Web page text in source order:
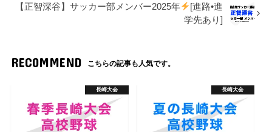
【正智深谷】サッカー部メンバー2025年
[進路•進
学先あり]
RECOMMEND こちらの記事も人気です。
長崎大会 長崎大会